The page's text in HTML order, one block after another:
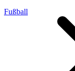
Fußball